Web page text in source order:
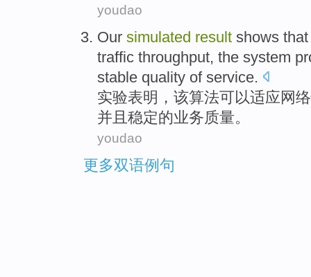
youdao
Our simulated result shows
traffic throughput, the system
stable quality of service.
实验表明， 该算法可以适应网络
并且 稳定的业务质量。
youdao
更多双语例句